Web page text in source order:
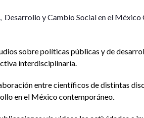
Desarrollo y Cambio Social en el México
sobre políticas públicas y de
interdisciplinaria.
entre científicos de distintas
en el México contemporáneo.